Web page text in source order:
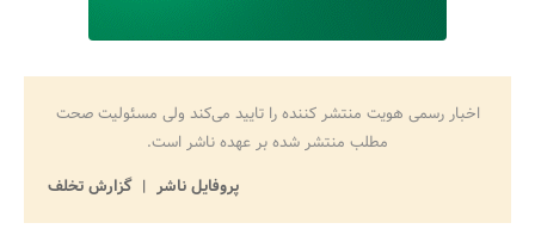
اخبار رسمی هویت منتشر کننده را تایید می‌کند ولی مسئولیت صحت
مطلب منتشر شده بر عهده ناشر است.
پروفایل ناشر
گزارش تخلف